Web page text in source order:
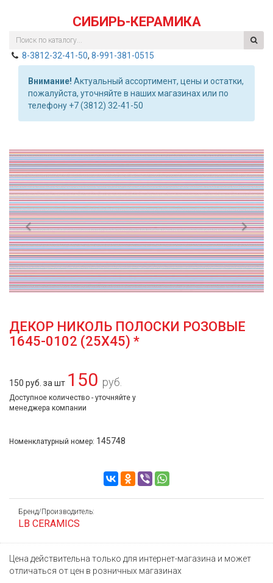
СИБИРЬ-КЕРАМИКА
8-3812-32-41-50, 8-991-381-0515
Внимание! Актуальный ассортимент, цены и остатки,
пожалуйста, уточняйте в наших магазинах или по
телефону +7 (3812) 32-41-50
Previous
ДЕКОР НИКОЛЬ ПОЛОСКИ РОЗОВЫЕ
1645-0102 (25Х45) *
150 руб. за шт 150 руб.
Доступное количество - уточняйте у
менеджера компании
Номенклатурный номер: 145748
Бренд/Производитель:
LB CERAMICS
Цена действительна только для интернет-магазина и может
отличаться от цен в розничных магазинах